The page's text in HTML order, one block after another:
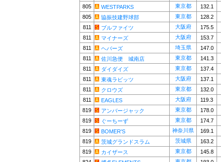
805
WESTPARKS 東京都
132.1
805
協振技建野球部 東京都
128.2
811
ブルファイツ 大阪府
175.5
811
マイナーズ 大阪府
153.7
811
ヘバーズ 埼玉県
147.0
811
佐川急便 城南店 東京都
141.3
811
ダイダイズ 東京都
137.4
811
東魂ラビッツ 大阪府
137.1
811
クロウズ 東京都
132.0
811
EAGLES 大阪府
119.3
819
アンバージャック 東京都
178.0
819
ぐーちーず 東京都
174.7
819
BOMER'S 神奈川県
169.1
819
茨城グランドスラム 茨城県
163.2
819
カイザース 東京都
145.8